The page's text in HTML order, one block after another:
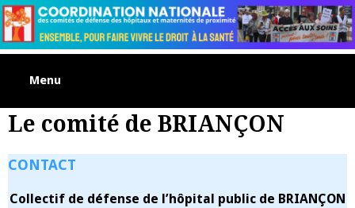
Skip
to
content
Menu
Le comité de BRIANÇON
CONTACT
Collectif de défense de l’hôpital public de BRIANÇON